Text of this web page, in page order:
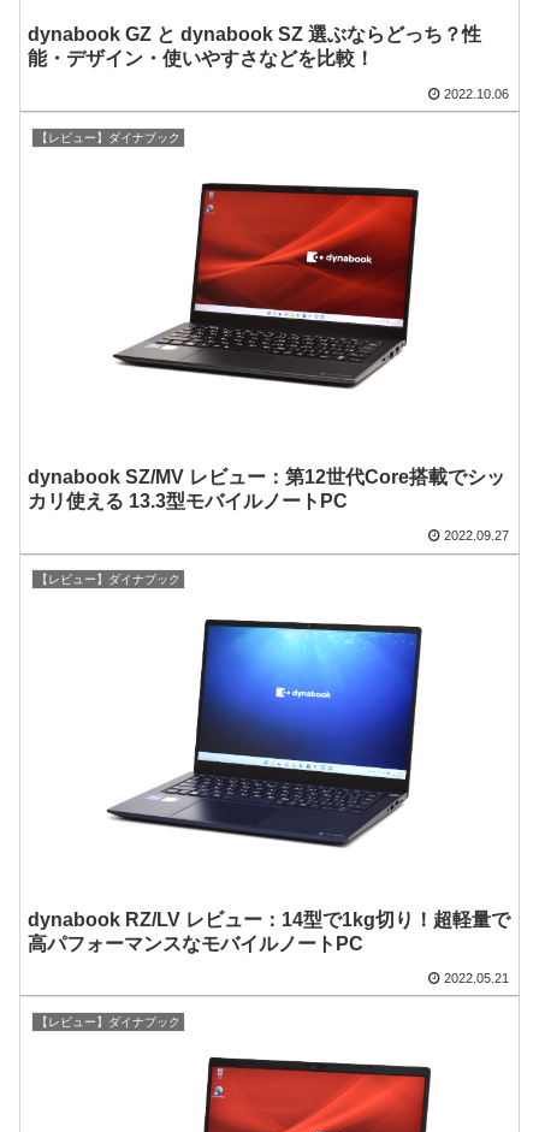
dynabook GZ と dynabook SZ 選ぶならどっち？性
能・デザイン・使いやすさなどを比較！
2022.10.06
【レビュー】ダイナブック
dynabook SZ/MV レビュー：第12世代Core搭載でシッ
カリ使える 13.3型モバイルノートPC
2022.09.27
【レビュー】ダイナブック
dynabook RZ/LV レビュー：14型で1kg切り！超軽量で
高パフォーマンスなモバイルノートPC
2022.05.21
【レビュー】ダイナブック